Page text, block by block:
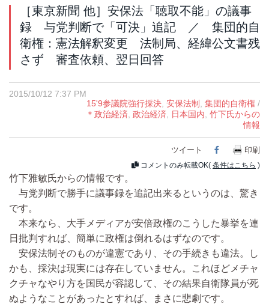
［東京新聞 他］安保法「聴取不能」の議事
録 与党判断で「可決」追記 ／ 集団的自
衛権：憲法解釈変更 法制局、経緯公文書残
さず 審査依頼、翌日回答
2015/10/12 7:37 PM
15'9参議院強行採決 安保法制 集団的自衛権 /
＊政治経済 政治経済 日本国内 竹下氏からの
情報
ツイート Facebook
印刷
コメントのみ転載OK( 条件はこちら )
竹下雅敏氏からの情報です。
与党判断で勝手に議事録を追記出来るというのは、驚き
です。
本来なら、大手メディアが安倍政権のこうした暴挙を連
日批判すれば、簡単に政権は倒れるはずなのです。
安保法制そのものが違憲であり、その手続きも違法。し
かも、採決は現実には存在していません。これほどメチャ
クチャなやり方を国民が容認して、その結果自衛隊員が死
ぬようなことがあったとすれば、まさに悲劇です。